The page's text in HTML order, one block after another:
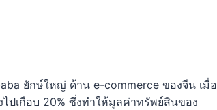
ยักษ์ใหญ่ ด้าน e-commerce ของจีน เมื่อ
ปเกือบ 20% ซึ่งทำให้มูลค่าทรัพย์สินของ